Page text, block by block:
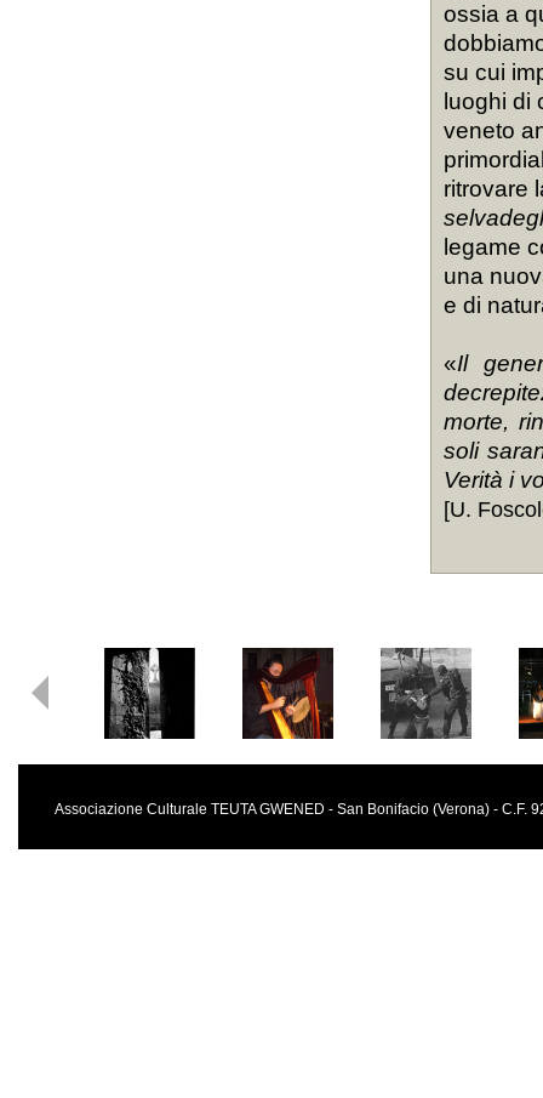
ossia a
su cui
luoghi di
veneto
ritrovare
legame
una
e di
«Il
morte,
soli
Verità i
[U.
Associazione Culturale TEUTA GWENED - San Bonifacio (Verona) - C.F.